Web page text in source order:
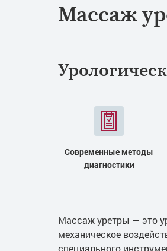
Массаж
Современные методы
диагностики
Массаж уретры — это
механическое
специального